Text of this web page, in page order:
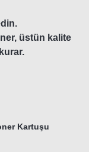
üstün kalite
Kartuşu